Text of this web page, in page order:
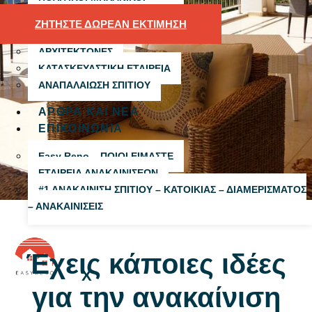
ΑΔΕΙΕΣ
ΑΡΧΙΤΕΚΤΟΝΕΣ
ΚΑΤΑΣΚΕΥΑΣΤΙΚΗ ΕΤΑΙΡΕΙΑ
ΑΝΑΠΑΛΑΙΩΣΗ ΣΠΙΤΙΟΥ
ΑΡΘΡΑ ΚΑΙ ΝΕΑ
ΕΠΙΚΟΙΝΩΝΙΑ
Easy Reno – ΠΟΙΟΙ ΕΙΜΑΣΤΕ
ΕΤΑΙΡΕΙΑ ΑΝΑΚΑΙΝΙΣΕΩΝ
#1 ΑΝΑΚΑΙΝΙΣΗ ΣΠΙΤΙΟΥ – ΚΑΤΟΙΚΙΑΣ – ΔΙΑΜΕΡΙΣΜΑΤΟΣ
– ΑΝΑΚΑΙΝΙΣΕΙΣ
X
ΖΗΤΗΣΤΕ ΔΩΡΕΑΝ ΕΚΤΙΜΗΣΗ
Έχεις κάποιες ιδέες
για την ανακαίνιση